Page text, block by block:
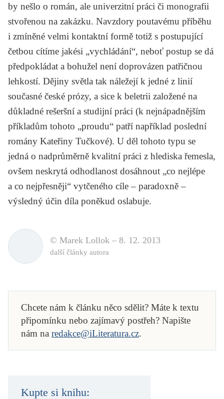
by nešlo o román, ale univerzitní práci či monografii
stvořenou na zakázku. Navzdory poutavému příběhu
i zmíněné velmi kontaktní formě totiž s postupující
četbou cítíme jakési „vychládání“, neboť postup se dá
předpokládat a bohužel není doprovázen patřičnou
lehkostí. Dějiny světla tak náležejí k jedné z linií
současné české prózy, a sice k beletrii založené na
důkladné rešeršní a studijní práci (k nejnápadnějším
příkladům tohoto „proudu“ patří například poslední
romány Kateřiny Tučkové). U děl tohoto typu se
jedná o nadprůměrně kvalitní práci z hlediska řemesla,
ovšem neskrytá odhodlanost dosáhnout „co nejlépe
a co nejpřesněji“ vytčeného cíle – paradoxně –
výsledný účin díla poněkud oslabuje.
© Marek Lollok – 8. 12. 2013
další články autora
Chcete nám k článku něco sdělit? Máte k textu
připomínku nebo zajímavý postřeh? Napište
nám na redakce@iLiteratura.cz.
Kupte si knihu: